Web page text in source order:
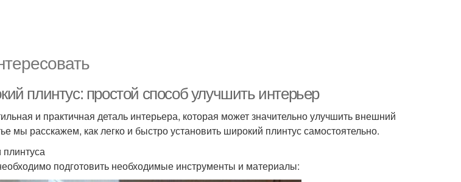
плинтус: простой способ улучшить интерьер
и практичная деталь интерьера, которая может значительно улучшить внешний
мы расскажем, как легко и быстро установить широкий плинтус самостоятельно.
подготовить необходимые инструменты и материалы: